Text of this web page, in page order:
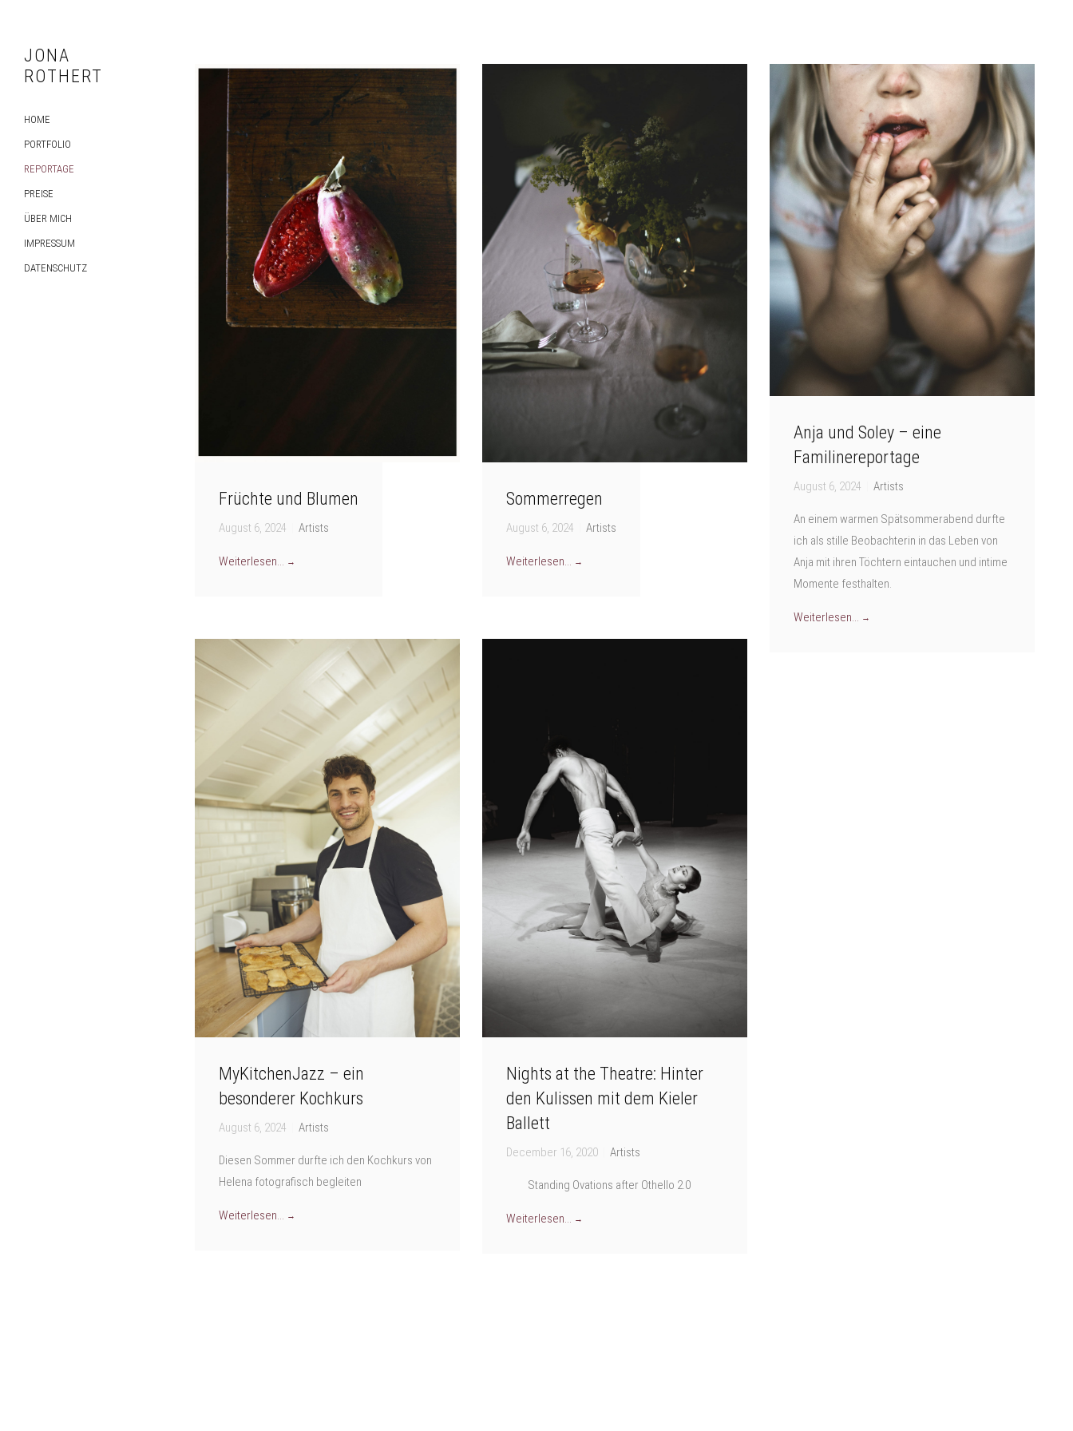
JONA
ROTHERT
HOME
PORTFOLIO
REPORTAGE
PREISE
ÜBER MICH
IMPRESSUM
DATENSCHUTZ
Früchte und Blumen
August 6, 2024 Artists
Weiterlesen... →
Sommerregen
August 6, 2024 Artists
Weiterlesen... →
Anja und Soley – eine
Familinereportage
August 6, 2024 Artists
An einem warmen Spätsommerabend durfte
ich als stille Beobachterin in das Leben von
Anja mit ihren Töchtern eintauchen und intime
Momente festhalten.
Weiterlesen... →
MyKitchenJazz – ein
besonderer Kochkurs
August 6, 2024 Artists
Diesen Sommer durfte ich den Kochkurs von
Helena fotografisch begleiten
Weiterlesen... →
Nights at the Theatre: Hinter
den Kulissen mit dem Kieler
Ballett
December 16, 2020 Artists
Standing Ovations after Othello 2.0
Weiterlesen... →